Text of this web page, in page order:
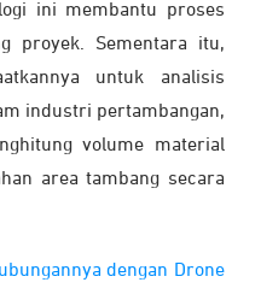
ini membantu proses
proyek. Sementara itu,
untuk analisis
industri pertambangan,
volume material
area tambang secara
dengan Drone